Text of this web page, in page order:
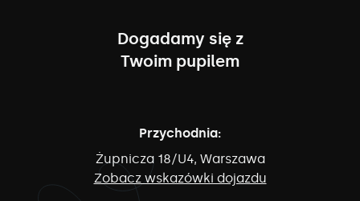
Dogadamy się z
Twoim pupilem
Przychodnia:
Żupnicza 18/U4, Warszawa
Zobacz wskazówki dojazdu